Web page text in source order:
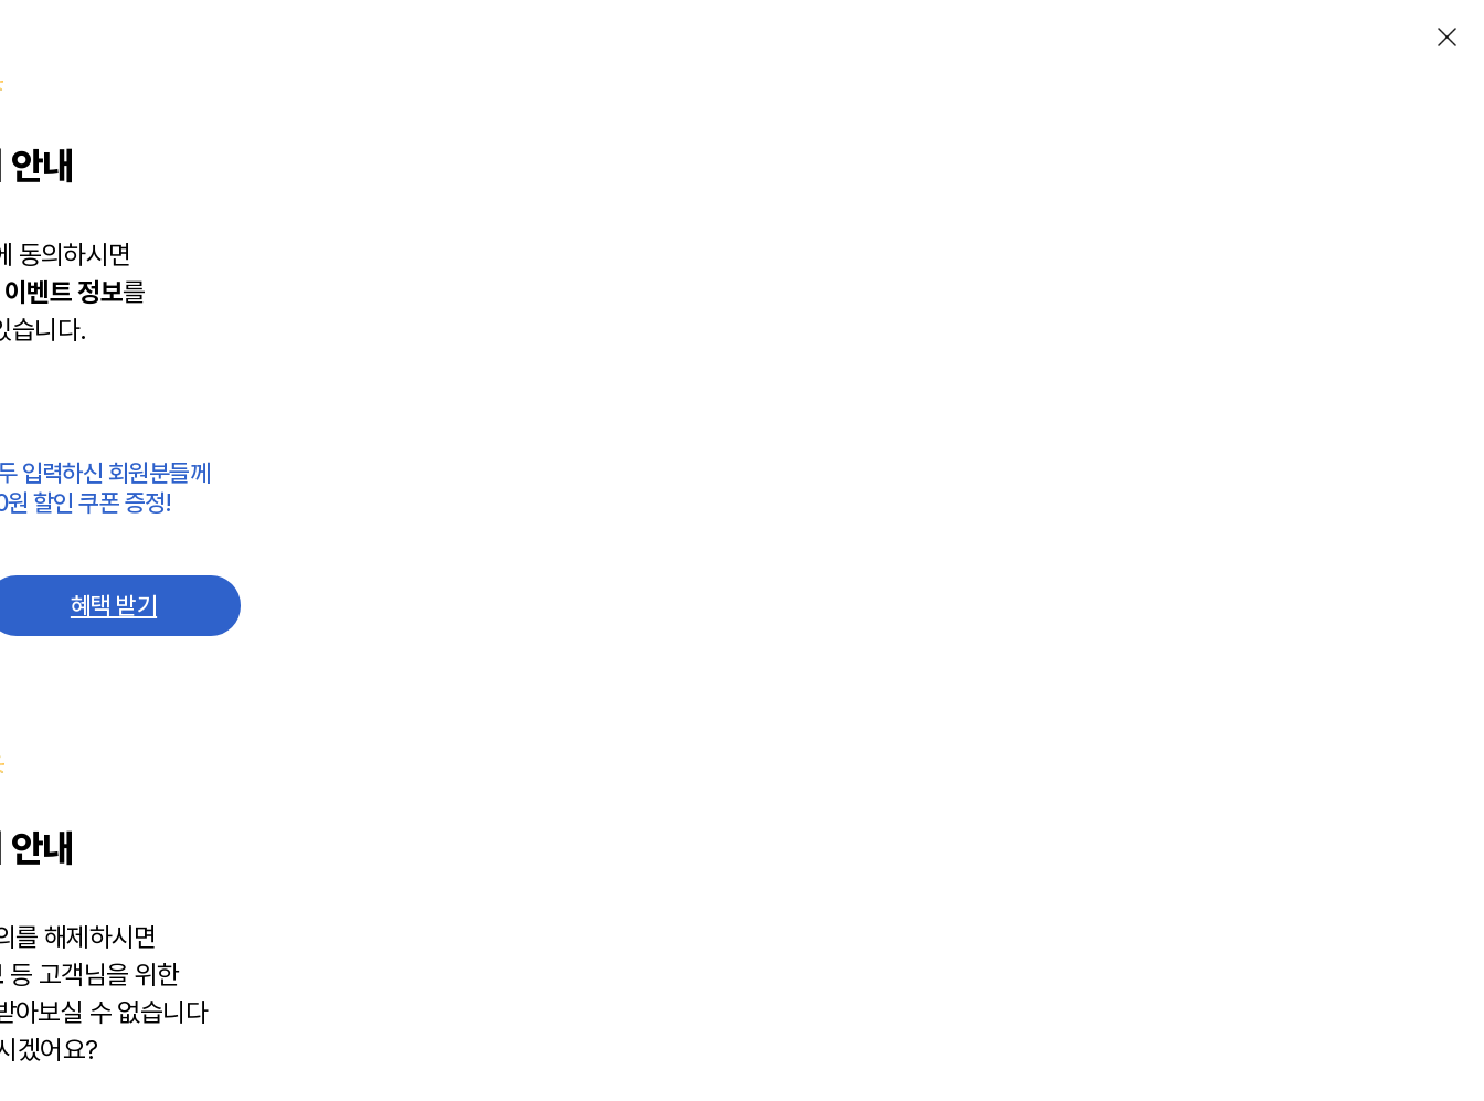
내
동의하시면
이벤트 정보를
습니다.
입력하신 회원분들께
할인 쿠폰 증정!
혜택 받기
내
를 해제하시면
등 고객님을 위한
아보실 수 없습니다
겠어요?